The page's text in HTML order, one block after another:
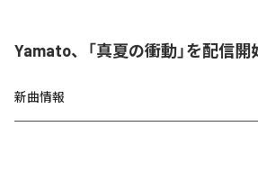
Yamato、「真夏の衝動」を配信開
新曲情報